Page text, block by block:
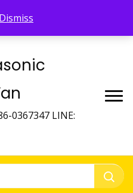
Dismiss
0367347 LINE: